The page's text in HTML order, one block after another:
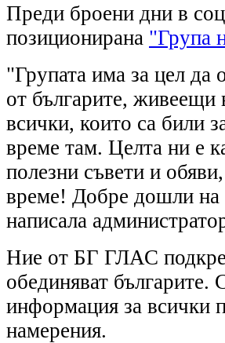
Преди броени дни в
позиционирана "Група
"Групата има за цел да
от българите,
всички, които са били
време там. Целта ни е
полезни съвети и
време! Добре дошли
написала
Ние от БГ ГЛАС
обединяват
информация за всички
намерения.